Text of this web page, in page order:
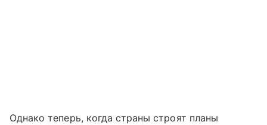
Однако теперь, когда страны строят планы